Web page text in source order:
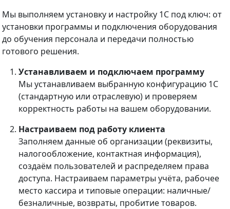
Мы выполняем установку и настройку 1С под ключ: от
установки программы и подключения оборудования
до обучения персонала и передачи полностью
готового решения.
Устанавливаем и подключаем программу
Мы устанавливаем выбранную конфигурацию 1С
(стандартную или отраслевую) и проверяем
корректность работы на вашем оборудовании.
Настраиваем под работу клиента
Заполняем данные об организации (реквизиты,
налогообложение, контактная информация),
создаём пользователей и распределяем права
доступа. Настраиваем параметры учёта, рабочее
место кассира и типовые операции: наличные/
безналичные, возвраты, пробитие товаров.